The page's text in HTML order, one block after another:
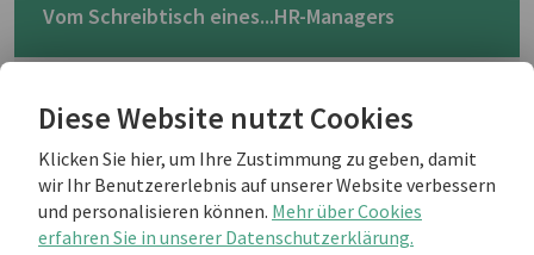
Diese Website nutzt Cookies
Klicken Sie hier, um Ihre Zustimmung zu geben, damit
wir Ihr Benutzererlebnis auf unserer Website verbessern
und personalisieren können. Mehr über Cookies
erfahren Sie in unserer Datenschutzerklärung.
Vom Schreibtisch eines...HR-Managers
vaeenma/
"From the desk of..." series, keeping
to our salary and finances theme this
month with a look at an HR Manager
and following on over the next few
months.